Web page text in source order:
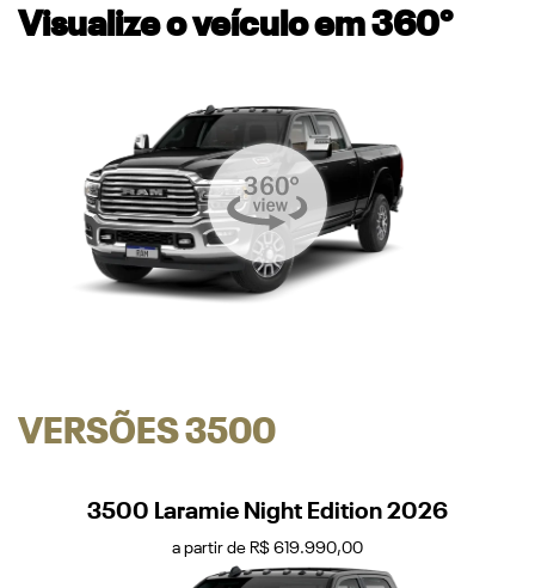
Visualize o veículo em 360°
VERSÕES 3500
3500 Laramie Night Edition 2026
a partir de R$ 619.990,00